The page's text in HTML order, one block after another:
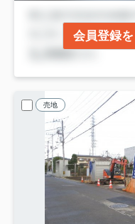
会員登録
売地